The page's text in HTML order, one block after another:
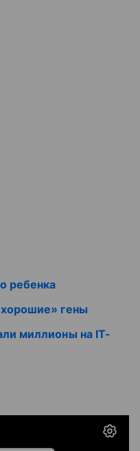
ребенка
гены
миллионы на IT-